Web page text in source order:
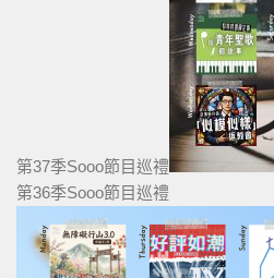
第37季Sooo節目巡禮
第36季Sooo節目巡禮